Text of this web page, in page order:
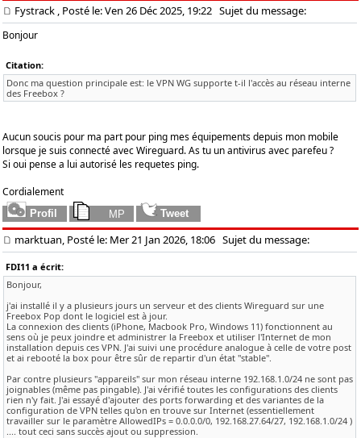
Fystrack , Posté le: Ven 26 Déc 2025, 19:22 Sujet du message:
Bonjour
Citation:
Donc ma question principale est: le VPN WG supporte t-il l'accès au réseau interne
des Freebox ?
Aucun soucis pour ma part pour ping mes équipements depuis mon mobile
lorsque je suis connecté avec Wireguard. As tu un antivirus avec parefeu ?
Si oui pense a lui autorisé les requetes ping.
Cordialement
marktuan, Posté le: Mer 21 Jan 2026, 18:06 Sujet du message:
FDI11 a écrit:
Bonjour,
j'ai installé il y a plusieurs jours un serveur et des clients Wireguard sur une
Freebox Pop dont le logiciel est à jour.
La connexion des clients (iPhone, Macbook Pro, Windows 11) fonctionnent au
sens où je peux joindre et administrer la Freebox et utiliser l'Internet de mon
installation depuis ces VPN. J'ai suivi une procédure analogue à celle de votre post
et ai rebooté la box pour être sûr de repartir d'un état "stable".
Par contre plusieurs "appareils" sur mon réseau interne 192.168.1.0/24 ne sont pas
joignables (même pas pingable). J'ai vérifié toutes les configurations des clients
rien n'y fait. J'ai essayé d'ajouter des ports forwarding et des variantes de la
configuration de VPN telles qu'on en trouve sur Internet (essentiellement
travailler sur le paramètre AllowedIPs = 0.0.0.0/0, 192.168.27.64/27, 192.168.1.0/24 )
.... tout ceci sans succès ajout ou suppression.